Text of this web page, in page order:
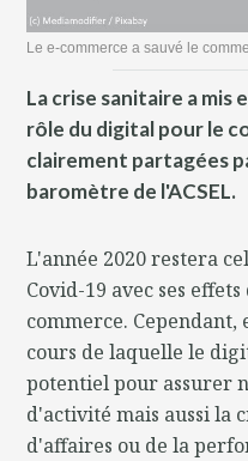
Le e-commerce a sauvé le
La crise sanitaire a mis
rôle du digital pour le
clairement partagées
baromètre de l'ACSEL.
L'année 2020 restera
Covid-19 avec ses
commerce. Cependant,
cours de laquelle le
potentiel pour assurer
d'activité mais aussi la
d'affaires ou de la